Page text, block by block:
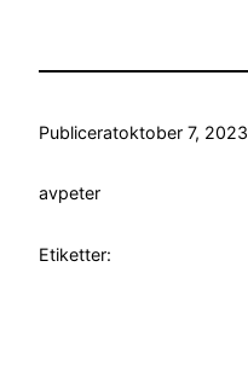
Publiceratoktober 7, 2023
avpeter
Etiketter: